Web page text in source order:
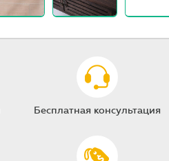
Бесплатная консультация